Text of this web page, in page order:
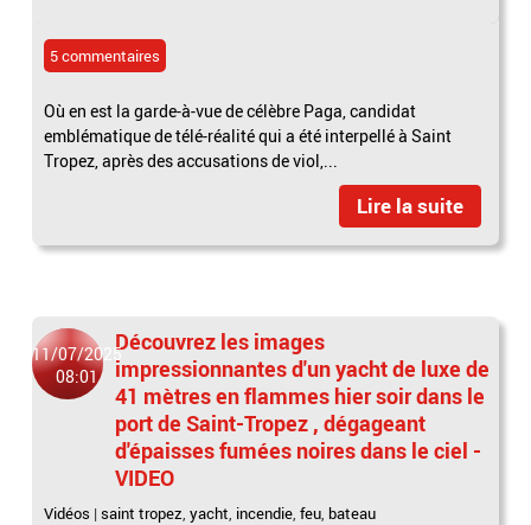
5 commentaires
Où en est la garde-à-vue de célèbre Paga, candidat
emblématique de télé-réalité qui a été interpellé à Saint
Tropez, après des accusations de viol,...
Lire la suite
11/07/2025
08:01
Découvrez les images
impressionnantes d'un yacht de luxe de
41 mètres en flammes hier soir dans le
port de Saint-Tropez , dégageant
d'épaisses fumées noires dans le ciel -
VIDEO
Vidéos |saint tropez,yacht, incendie,feu, bateau